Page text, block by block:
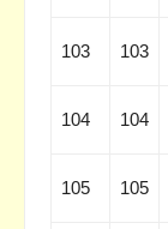
103 103
104 104
105 105